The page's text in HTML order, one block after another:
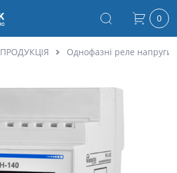
0
ПРОДУКЦІЯ Однофазні реле напруги